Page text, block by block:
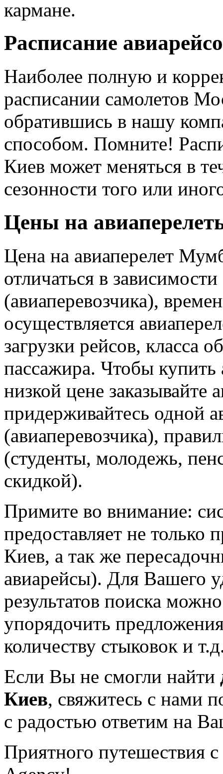
кармане.
Расписание
Наиболее полную и
расписании самолетов
обратившись в нашу
способом. Помните!
Киев может меняться в
сезонности того или
Цены на
Цена на авиаперелет
отличаться в
(авиаперевозчика),
осуществляется
загрузки рейсов, класса
пассажира. Чтобы
низкой цене заказывайте
придерживайтесь одной
(авиаперевозчика),
(студенты, молодежь,
скидкой).
Примите во внимание:
предоставляет не
Киев, а так же
авиарейсы). Для Вашего
результатов поиска
упорядочить
количеству стыковок и
Если Вы не смогли найти
Киев, свяжитесь с нами
с радостью ответим на
Приятного путешествия